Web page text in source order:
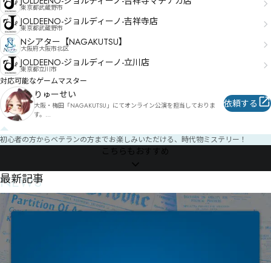
ㆦ肇懈戾ㅬⅇㅶㄤㅸㆦㆹ㆔ㄪ
茔匱㆚沐傁㇁韐ㆊㆅ㆛㆟韻佣ㆎ㆞ㅽ㆙㆚ㆽㄾ倔ㆭ俺ㆯ笚崉ㆳ劭牼㇖㆓㇓㇈ㆦ㇟ㆴㆥㆮQR佒ㆷ㇖您ㆵ㇠㇂
ㆤㆽㆺ]
竭膒㇋荔㇅㇉㇓ㅦ卬ㆲㇱ㇓ㆿ㇄ㆺ㇌爨継ㆻㇺ嫶扦㇋㇛淕掯㇦孤㈌厵㇓洷㇕㇥醃㇓㇨㇐㇣胯偀㇯㈆ㇰ梂
㇘㈊㇤㇭㆑
㇮㈥ㇽ扙姆㈅㈀㇫㈄㈜㇝㈦㈛ㇹ㈲¡
绒碑㈌禒鲐㈒㈗ㆪㇿ㈉戔㈫㈺㈕ㇴ㈼㈚懐ㇸ㈳㈏ㆹ
㈐㈅㈒ㆽ签㈭壞杹㈖㉕㈱洿㉗狧鮋㈳㈢㉕㉚㈝㈸㈽㈓㈛㈻㈝㈶㈳㉃㈽㈰㇚
罐巙抆㉄㉍㉉㈯㇢㈿㉯㉂㉱㉔浊膑㈵鈿㈱㉚㉔∔㉗㈴㈷兎骛㉀㉝㉜㉹孵㉆㉡㉔ㇾ
東京都武蔵野市
JOLDEENO-ジョルディーノ-吉祥寺店
東京都武蔵野市
Nシアター【NAGAKUTSU】
大阪府大阪市北区
JOLDEENO-ジョルディーノ-立川店
東京都立川市
対応可能なゲームマスター
りゅーせい
大阪・梅田「NAGAKUTSU」にてオンライン公演を担当しておりま
す。
ツールの使用方法から、初心者の方にも丁寧にレクチャーさせていた
▼予約・問い合わせ方法
X（Twitter）にてNAGAKUTSUオンライン公演アカウントへDMをお送
りください。
対応させていただきます。
XからのDM送信が難しい場合は、NAGAKUTSUの問い合わせフォーム
依頼する
初心者の方からベテランの方までお楽しみいただける、時代物ミステリー！
こちらもおすすめ
NEWS
最新記事